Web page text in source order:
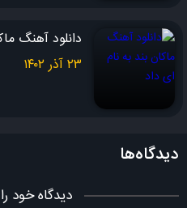
دانلود آهنگ
۲۳ آذر ۱۴۰۲
دیدگاه‌ها
دیدگاه خود